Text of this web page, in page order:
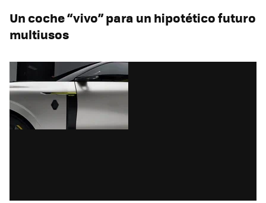
Un coche “vivo” para un hipotético futuro
multiusos